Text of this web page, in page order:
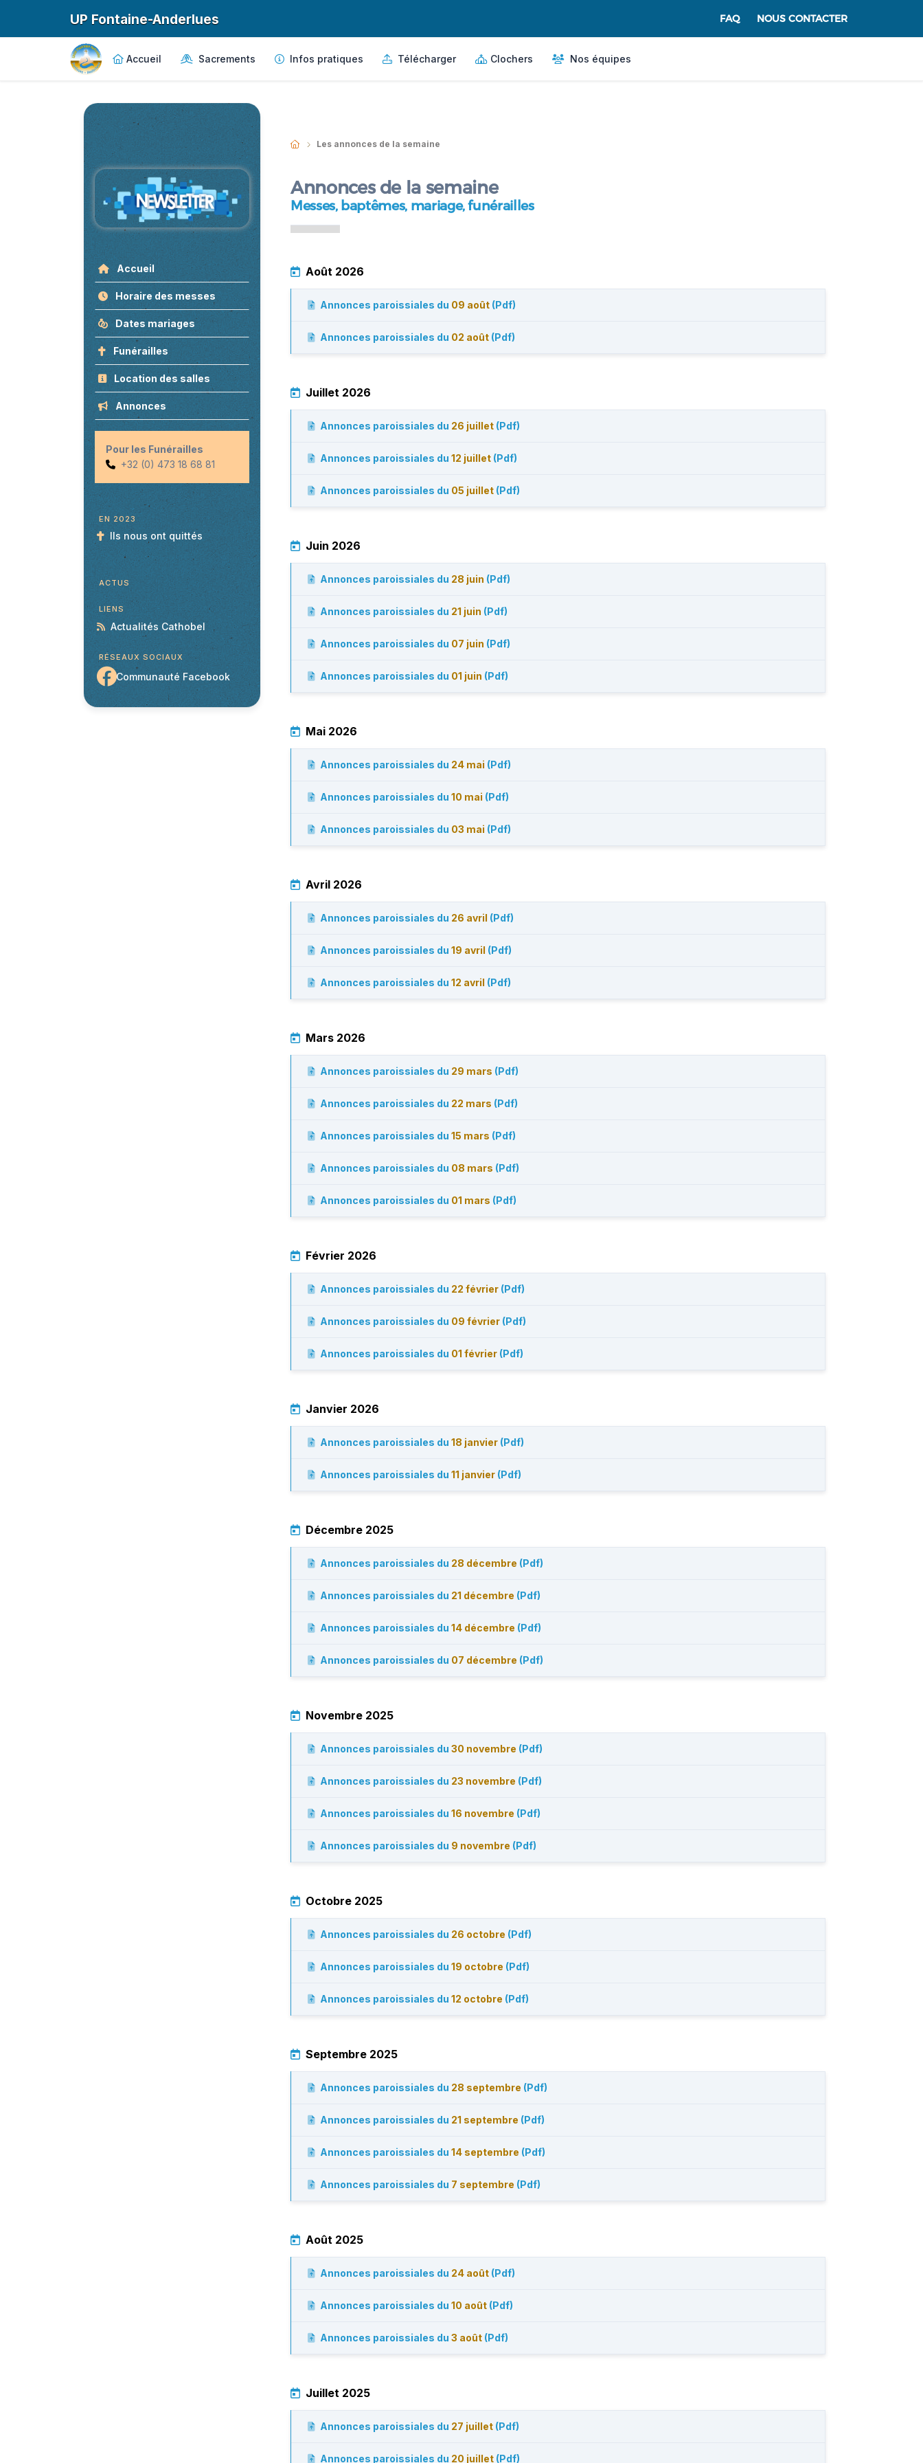
UP Fontaine-Anderlues FAQ NOUS CONTACTER
Accueil Sacrements Infos pratiques Télécharger Clochers Nos équipes
Accueil
Horaire des messes
Dates mariages
Funérailles
Location des salles
Annonces
Pour les Funérailles
+32 (0) 473 18 68 81
EN 2023
Ils nous ont quittés
ACTUS
LIENS
Actualités Cathobel
RÉSEAUX SOCIAUX
Communauté Facebook
Les annonces de la semaine
Annonces de la semaine
Messes, baptêmes, mariage, funérailles
Août 2026
Annonces paroissiales du 09 août (Pdf)
Annonces paroissiales du 02 août (Pdf)
Juillet 2026
Annonces paroissiales du 26 juillet (Pdf)
Annonces paroissiales du 12 juillet (Pdf)
Annonces paroissiales du 05 juillet (Pdf)
Juin 2026
Annonces paroissiales du 28 juin (Pdf)
Annonces paroissiales du 21 juin (Pdf)
Annonces paroissiales du 07 juin (Pdf)
Annonces paroissiales du 01 juin (Pdf)
Mai 2026
Annonces paroissiales du 24 mai (Pdf)
Annonces paroissiales du 10 mai (Pdf)
Annonces paroissiales du 03 mai (Pdf)
Avril 2026
Annonces paroissiales du 26 avril (Pdf)
Annonces paroissiales du 19 avril (Pdf)
Annonces paroissiales du 12 avril (Pdf)
Mars 2026
Annonces paroissiales du 29 mars (Pdf)
Annonces paroissiales du 22 mars (Pdf)
Annonces paroissiales du 15 mars (Pdf)
Annonces paroissiales du 08 mars (Pdf)
Annonces paroissiales du 01 mars (Pdf)
Février 2026
Annonces paroissiales du 22 février (Pdf)
Annonces paroissiales du 09 février (Pdf)
Annonces paroissiales du 01 février (Pdf)
Janvier 2026
Annonces paroissiales du 18 janvier (Pdf)
Annonces paroissiales du 11 janvier (Pdf)
Décembre 2025
Annonces paroissiales du 28 décembre (Pdf)
Annonces paroissiales du 21 décembre (Pdf)
Annonces paroissiales du 14 décembre (Pdf)
Annonces paroissiales du 07 décembre (Pdf)
Novembre 2025
Annonces paroissiales du 30 novembre (Pdf)
Annonces paroissiales du 23 novembre (Pdf)
Annonces paroissiales du 16 novembre (Pdf)
Annonces paroissiales du 9 novembre (Pdf)
Octobre 2025
Annonces paroissiales du 26 octobre (Pdf)
Annonces paroissiales du 19 octobre (Pdf)
Annonces paroissiales du 12 octobre (Pdf)
Septembre 2025
Annonces paroissiales du 28 septembre (Pdf)
Annonces paroissiales du 21 septembre (Pdf)
Annonces paroissiales du 14 septembre (Pdf)
Annonces paroissiales du 7 septembre (Pdf)
Août 2025
Annonces paroissiales du 24 août (Pdf)
Annonces paroissiales du 10 août (Pdf)
Annonces paroissiales du 3 août (Pdf)
Juillet 2025
Annonces paroissiales du 27 juillet (Pdf)
Annonces paroissiales du 20 juillet (Pdf)